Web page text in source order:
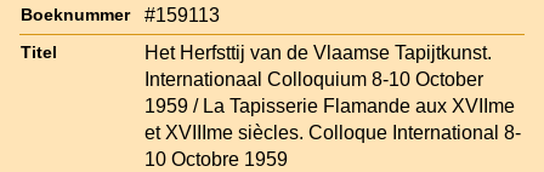
Boeknummer #159113
Titel
Het Herfsttij van de Vlaamse Tapijtkunst.
Internationaal Colloquium 8-10 October
1959 / La Tapisserie Flamande aux XVIIme
et XVIIIme siècles. Colloque International 8-
10 Octobre 1959